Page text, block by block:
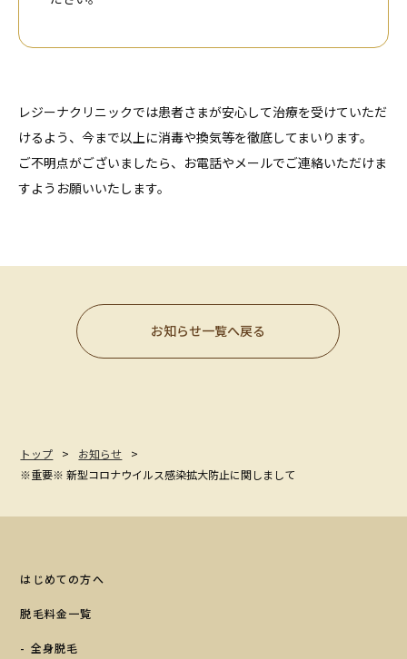
レジーナクリニックでは患者さまが安心して治療を受けていただ
けるよう、今まで以上に消毒や換気等を徹底してまいります。
ご不明点がございましたら、お電話やメールでご連絡いただけま
すようお願いいたします。
お知らせ一覧へ戻る
トップ
お知らせ
※重要※ 新型コロナウイルス感染拡大防止に関しまして
はじめての方へ
脱毛料金一覧
全身脱毛